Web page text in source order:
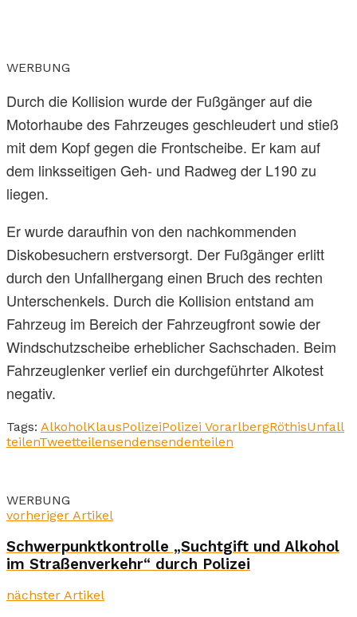
WERBUNG
Durch die Kollision wurde der Fußgänger auf die
Motorhaube des Fahrzeuges geschleudert und stieß
mit dem Kopf gegen die Frontscheibe. Er kam auf
dem linksseitigen Geh- und Radweg der L190 zu
liegen.
Er wurde daraufhin von den nachkommenden
Diskobesuchern erstversorgt. Der Fußgänger erlitt
durch den Unfallhergang einen Bruch des rechten
Unterschenkels. Durch die Kollision entstand am
Fahrzeug im Bereich der Fahrzeugfront sowie der
Windschutzscheibe erheblicher Sachschaden. Beim
Fahrzeuglenker verlief ein durchgeführter Alkotest
negativ.
Tags: AlkoholKlausPolizeiPolizei VorarlbergRöthisUnfall
teilenTweetteilensendensendenteilen
WERBUNG
vorheriger Artikel
Schwerpunktkontrolle „Suchtgift und Alkohol
im Straßenverkehr“ durch Polizei
nächster Artikel